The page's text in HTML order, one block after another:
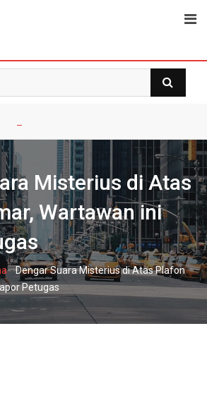
Misterius di Atas
Wartawan ini
-Dengar Suara Misterius di Atas Plafon
Petugas